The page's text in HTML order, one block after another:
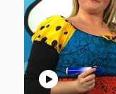
play_circle